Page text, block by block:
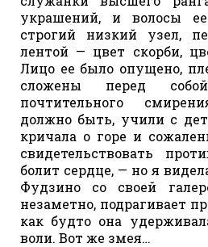
украшений, и волосы
строгий низкий узел,
лентой — цвет скорби,
Лицо ее было опущено,
сложены перед
почтительного
должно быть, учили с
кричала о горе и
свидетельствовать
болит сердце, — но я
Фудзино со своей
незаметно, подрагивает
как будто она
воли. Вот же змея…